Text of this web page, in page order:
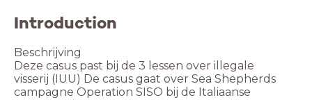
Introduction
Beschrijving
Deze casus past bij de 3 lessen over illegale
visserij (IUU) De casus gaat over Sea Shepherds
campagne Operation SISO bij de Italiaanse